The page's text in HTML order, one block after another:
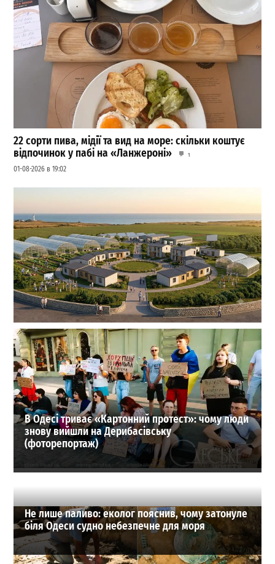
22 сорти пива, мідії та вид на море: скільки коштує
відпочинок у пабі на «Ланжероні»
1
01-08-2026 в 19:02
На Одещині хочуть створити нове містечко для
переселенців: що там буде
1
27-07-2026 в 19:31
ВИБІР РЕДАКЦІЇ
В Одесі триває «Картонний протест»: чому люди
знову вийшли на Дерибасівську
(фоторепортаж)
Не лише паливо: еколог пояснив, чому затонуле
біля Одеси судно небезпечне для моря